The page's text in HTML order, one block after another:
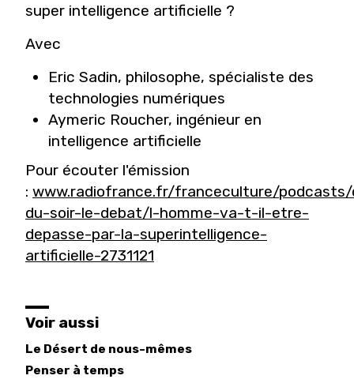
super intelligence artificielle ?
Avec
Eric Sadin, philosophe, spécialiste des
technologies numériques
Aymeric Roucher, ingénieur en
intelligence artificielle
Pour écouter l'émission
: www.radiofrance.fr/franceculture/
du-soir-le-debat/l-homme-va-t-il-etre-
depasse-par-la-superintelligence-
artificielle-2731121
Voir aussi
Le Désert de nous-mêmes
Penser à temps